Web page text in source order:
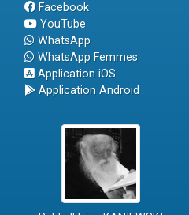
Facebook
YouTube
WhatsApp
WhatsApp Femmes
Application iOS
Application Android